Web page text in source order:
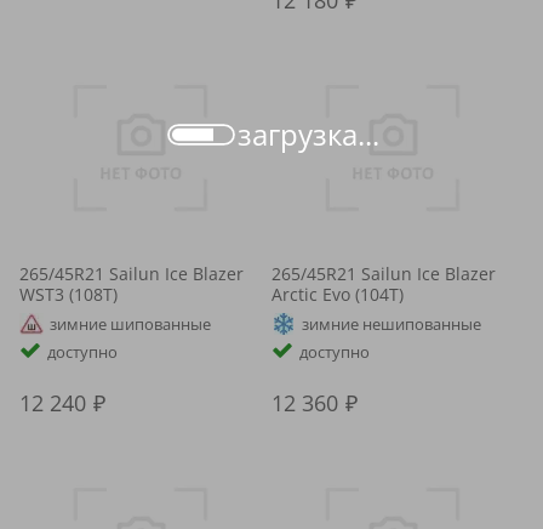
загрузка...
265/45R21 Sailun Ice Blazer
WST3 (108T)
зимние шипованные
доступно
12 240
265/45R21 Sailun Ice Blazer
Arctic Evo (104T)
зимние нешипованные
доступно
12 360